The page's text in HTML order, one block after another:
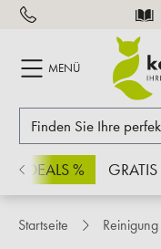
springen
MENÜ
% GRATIS
Startseite Reinigung